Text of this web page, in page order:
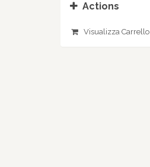
Actions
Visualizza Carrello